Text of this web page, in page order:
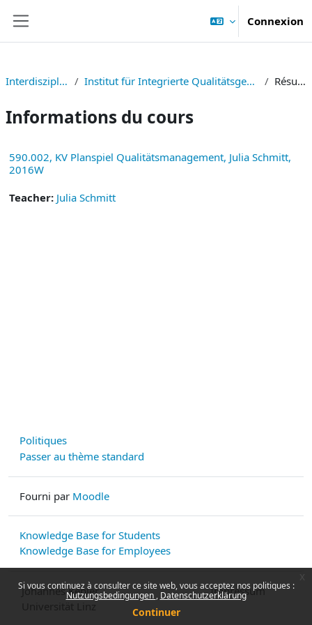
Si vous continuez à consulter ce site web, vous acceptez nos politiques :
Nutzungsbedingungen Datenschutzerklärung
Continuer
Connexion
Interdisziplinär Institut für Integrierte Qualitätsgestaltung Résumé
Informations du cours
590.002, KV Planspiel Qualitätsmanagement, Julia Schmitt,
2016W
Teacher: Julia Schmitt
Politiques
Passer au thème standard
Fourni par Moodle
Knowledge Base for Students
Knowledge Base for Employees
Johannes Kepler
Impressum